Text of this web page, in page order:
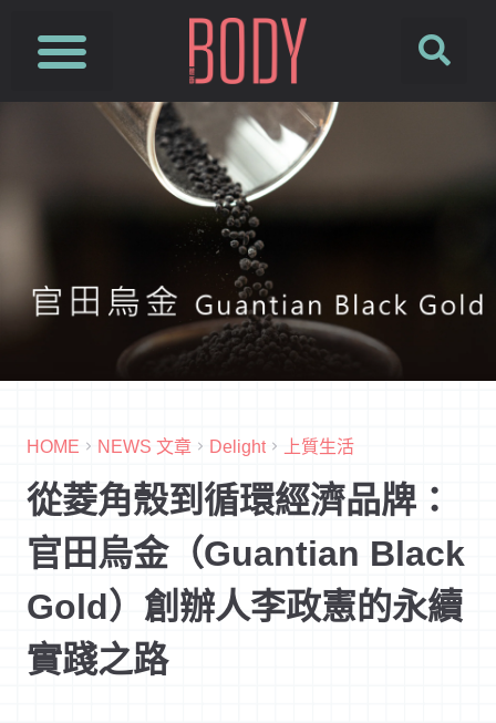
HOME NEWS 文章 Delight 上質生活
從菱角殼到循環經濟品牌：
官田烏金（Guantian Black
Gold）創辦人李政憲的永續
實踐之路